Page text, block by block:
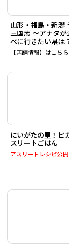
山形・福島・新潟
三国志 ～アナタが
べに行きたい県は
【店舗情報】はこちら
にいがたの星！ピ
スリートごはん
アスリートレシピ公開